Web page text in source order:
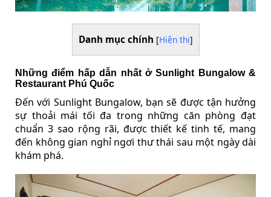
Danh mục chính [Hiện thị]
Những điểm hấp dẫn nhất ở Sunlight Bungalow &
Restaurant Phú Quốc
Đến với Sunlight Bungalow, bạn sẽ được tận hưởng
sự thoải mái tối đa trong những căn phòng đạt
chuẩn 3 sao rộng rãi, được thiết kế tinh tế, mang
đến không gian nghỉ ngơi thư thái sau một ngày dài
khám phá.